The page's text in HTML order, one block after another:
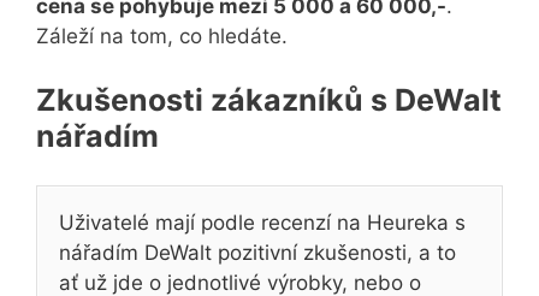
cena se pohybuje mezi 5 000 a 60 000,-.
Záleží na tom, co hledáte.
Zkušenosti zákazníků s DeWalt
nářadím
Uživatelé mají podle recenzí na Heureka s
nářadím DeWalt pozitivní zkušenosti, a to
ať už jde o jednotlivé výrobky, nebo o